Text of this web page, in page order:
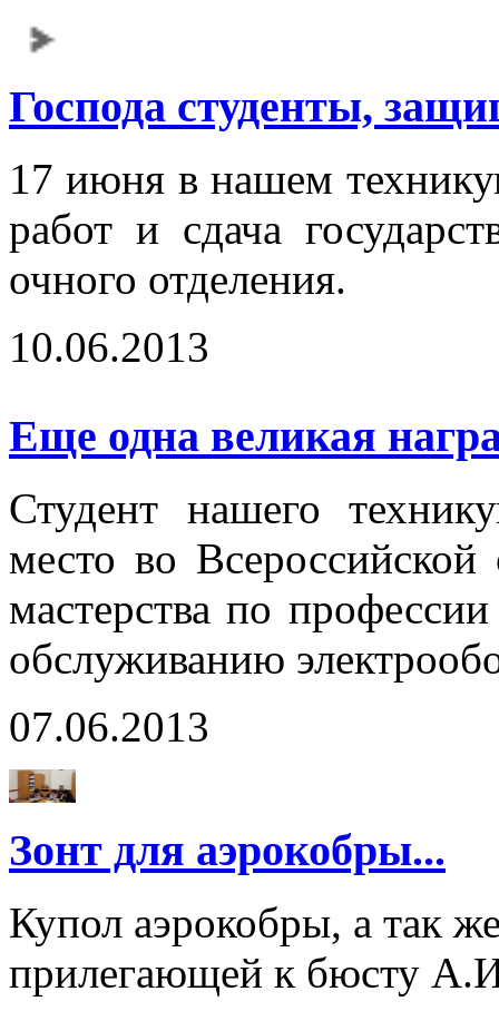
Господа студенты,
17 июня в нашем
работ и сдача
очного отделения.
10.06.2013
Еще одна великая
Студент нашего
место во Всероссийской
мастерства по
обслуживанию
07.06.2013
Зонт для аэрокобры...
Купол аэрокобры, а так
прилегающей к бюсту